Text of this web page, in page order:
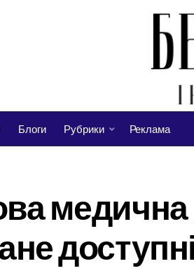
Блоги Рубрики Реклама
медична